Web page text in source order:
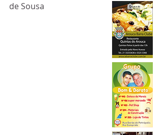
de Sousa